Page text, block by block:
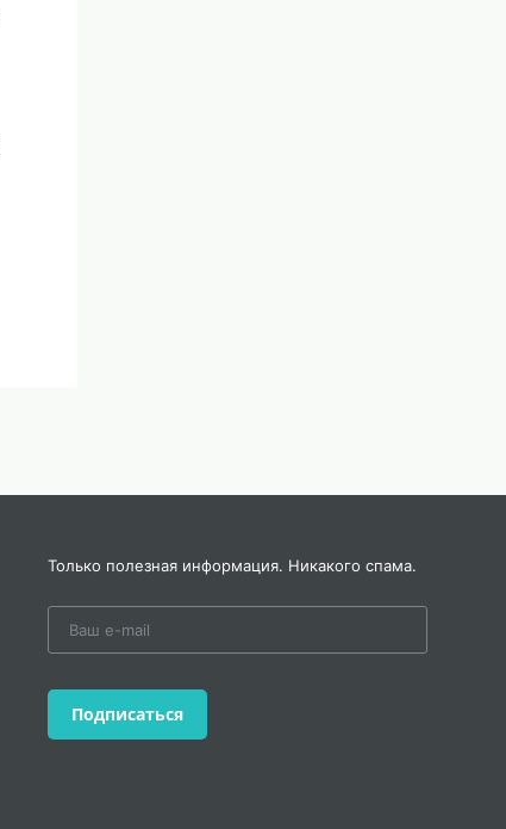
Только полезная информация. Никакого спама.
Подписаться